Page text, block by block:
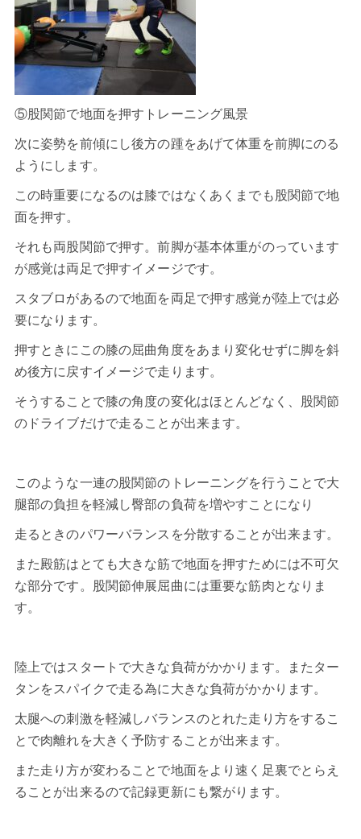
⑤股関節で地面を押すトレーニング風景
次に姿勢を前傾にし後方の踵をあげて体重を前脚にのる
ようにします。
この時重要になるのは膝ではなくあくまでも股関節で地
面を押す。
それも両股関節で押す。前脚が基本体重がのっています
が感覚は両足で押すイメージです。
スタブロがあるので地面を両足で押す感覚が陸上では必
要になります。
押すときにこの膝の屈曲角度をあまり変化せずに脚を斜
め後方に戻すイメージで走ります。
そうすることで膝の角度の変化はほとんどなく、股関節
のドライブだけで走ることが出来ます。
このような一連の股関節のトレーニングを行うことで大
腿部の負担を軽減し臀部の負荷を増やすことになり
走るときのパワーバランスを分散することが出来ます。
また殿筋はとても大きな筋で地面を押すためには不可欠
な部分です。股関節伸展屈曲には重要な筋肉となりま
す。
陸上ではスタートで大きな負荷がかかります。またター
タンをスパイクで走る為に大きな負荷がかかります。
太腿への刺激を軽減しバランスのとれた走り方をするこ
とで肉離れを大きく予防することが出来ます。
また走り方が変わることで地面をより速く足裏でとらえ
ることが出来るので記録更新にも繋がります。